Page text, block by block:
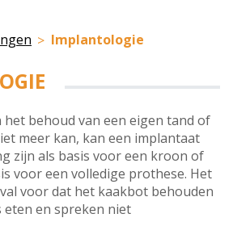
Implantologie
het behoud van een eigen tand of
meer kan, kan een implantaat
zijn als basis voor een kroon of
voor een volledige prothese. Het
voor dat het kaakbot behouden
en spreken niet